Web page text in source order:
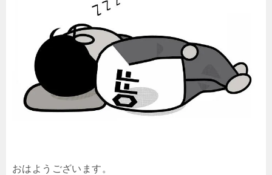
おはようございます。